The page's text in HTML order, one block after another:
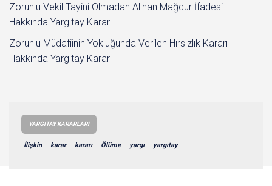
Zorunlu Vekil Tayini Olmadan Alınan Mağdur İfadesi
Hakkında Yargıtay Kararı
Zorunlu Müdafiinin Yokluğunda Verilen Hırsızlık Kararı
Hakkında Yargıtay Kararı
YARGITAY KARARLARI
İlişkin karar kararı Ölüme yargı yargıtay